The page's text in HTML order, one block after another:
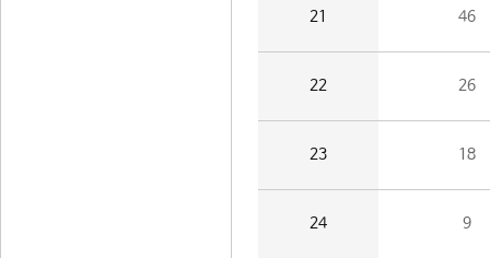
21 46
22 26
23 18
24 9